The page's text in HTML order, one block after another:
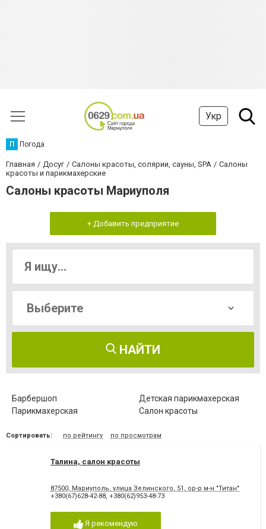
Укр
П Погода
Главная Досуг Салоны красоты, солярии, сауны, SPA
Салоны
красоты и парикмахерские
Салоны красоты Мариуполя
+ Добавить предприятие
НАЙТИ
Барбершоп
Детская парикмахерская
Парикмахерская
Салон красоты
Сортировать: по рейтингу по просмотрам
Талина, салон красоты
87500, Мариуполь, улица Зелинского, 51, ор-р м-н "Титан"
+380(67)628-42-88, +380(62)953-48-73
Я рекомендую